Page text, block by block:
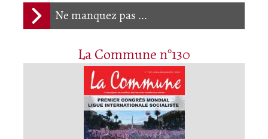
Ne manquez pas ...
La Commune n°130